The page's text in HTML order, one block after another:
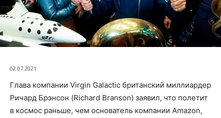
02.07.2021
Глава компании Virgin Galactic британский миллиардер
Ричард Брэнсон (Richard Branson) заявил, что полетит
в космос раньше, чем основатель компании Amazon,